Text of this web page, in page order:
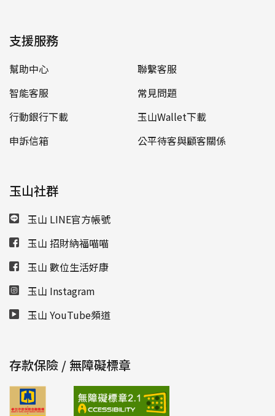
支援服務
幫助中心
聯繫客服
智能客服
常見問題
行動銀行下載
玉山Wallet下載
申訴信箱
公平待客與顧客關係
玉山社群
玉山 LINE官方帳號
玉山 招財納福喵喵
玉山 數位生活好康
玉山 Instagram
玉山 YouTube頻道
存款保險 / 無障礙標章